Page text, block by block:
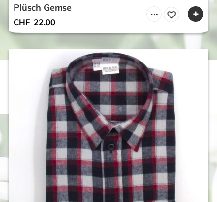
Plüsch Gemse
CHF 22.00